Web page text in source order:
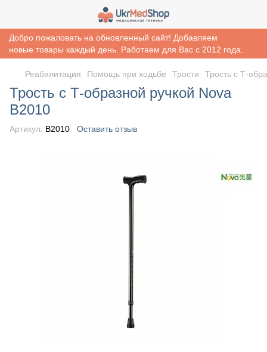
Добро пожаловать на обновленный сайт! Добавляем
новые товары каждый день. Работаем для Вас с 2012 года.
Реабилитация Помощь при ходьбе Трости Трость с Т-
Трость с Т-образной ручкой Nova
B2010
Артикул: B2010 Оставить отзыв